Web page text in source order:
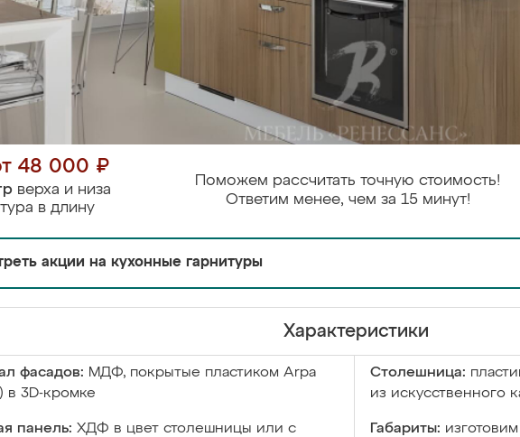
48 000 ₽
верха и низа
в длину
Поможем рассчитать точную стоимость!
Ответим менее, чем за 15 минут!
акции на кухонные гарнитуры
Характеристики
фасадов: МДФ, покрытые пластиком Arpa
в 3D-кромке
Столешница:
из искусственного
панель: ХДФ в цвет столешницы или с
Габариты: